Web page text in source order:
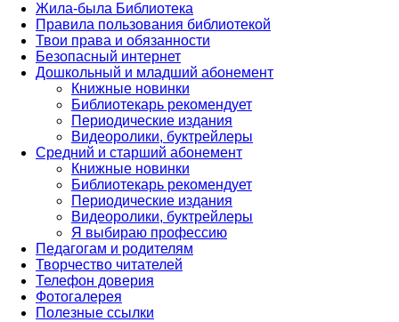
Жила-была Библиотека
Правила пользования библиотекой
Твои права и обязанности
Безопасный интернет
Дошкольный и младший абонемент
Книжные новинки
Библиотекарь рекомендует
Периодические издания
Видеоролики, буктрейлеры
Средний и старший абонемент
Книжные новинки
Библиотекарь рекомендует
Периодические издания
Видеоролики, буктрейлеры
Я выбираю профессию
Педагогам и родителям
Творчество читателей
Телефон доверия
Фотогалерея
Полезные ссылки